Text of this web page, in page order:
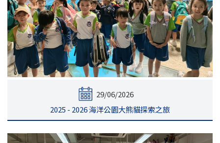
29/06/2026
2025 - 2026 海洋公園大熊貓探索之旅